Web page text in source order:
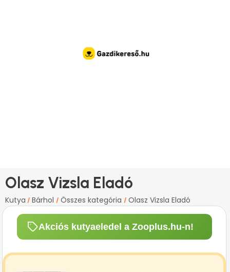
Olasz Vizsla Eladó
Kutya / Bárhol / Összes kategória / Olasz Vizsla Eladó
Akciós kutyaeledel a Zooplus.hu-n!